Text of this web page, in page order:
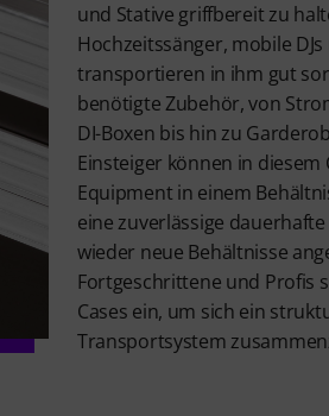
und Stative griffbereit zu
Hochzeitssänger, mobile
transportieren in ihm gut
benötigte Zubehör, von
DI-Boxen bis hin zu
Einsteiger können in diesem
Equipment in einem
eine zuverlässige
wieder neue Behältnisse
Fortgeschrittene und Profis
Cases ein, um sich ein
Transportsystem